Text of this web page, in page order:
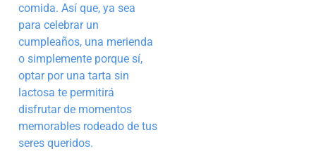
comida. Así que, ya sea
para celebrar un
cumpleaños, una merienda
o simplemente porque sí,
optar por una tarta sin
lactosa te permitirá
disfrutar de momentos
memorables rodeado de tus
seres queridos.